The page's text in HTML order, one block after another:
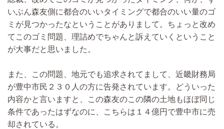
いぶん森友側に都合のいいタイミングで都合のいい量のゴ
ミが見つかったなということがありまして。ちょっと改め
てこのゴミ問題、理詰めでちゃんと訴えていくということ
が大事だと思いました。
また、この問題、地元でも追求されてまして、近畿財務局
が豊中市民２３０人の方に告発されています。どういった
内容かと言いますと、この森友のこの隣の土地もほぼ同じ
条件であったはずなのに、こちらは１４億円で豊中市に売
却されている。